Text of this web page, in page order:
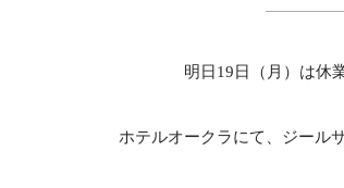
明日19日（月）は休
ホテルオークラにて、ジール